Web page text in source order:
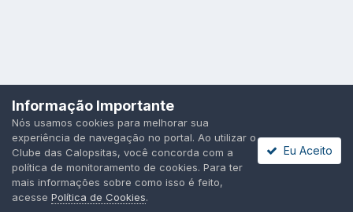
Idioma Política de Privacidade
Todos os direitos reservados.
Powered by Invision Community
Informação Importante
Nós usamos cookies para melhorar sua
experiência de navegação no portal. Ao utilizar o
Clube das Calopsitas, você concorda com a
política de monitoramento de cookies. Para ter
mais informações sobre como isso é feito,
acesse Política de Cookies.
Eu Aceito